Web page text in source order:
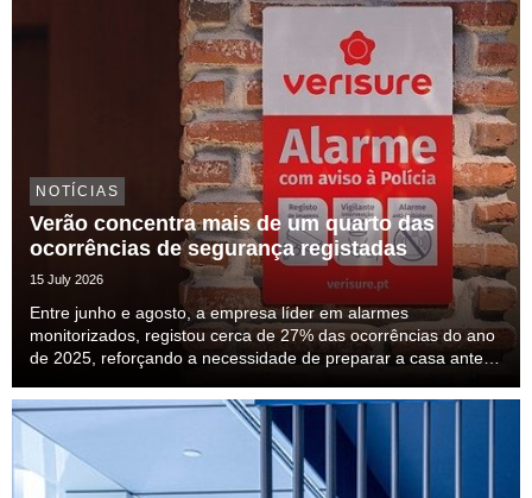
NOTÍCIAS
Verão concentra mais de um quarto das
ocorrências de segurança registadas
15 July 2026
Entre junho e agosto, a empresa líder em alarmes
monitorizados, registou cerca de 27% das ocorrências do ano
de 2025, reforçando a necessidade de preparar a casa antes